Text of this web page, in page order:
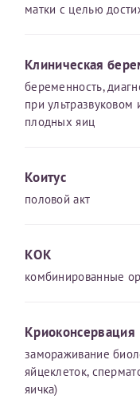
матки с целью
Клиническая
беременность,
при
плодных яиц
Коитус
половой акт
КОК
комбинированные
Криоконсервация
замораживание
яйцеклеток,
яичка)
конфиденциальности
Я подтверждаю свое
данных) по